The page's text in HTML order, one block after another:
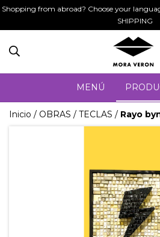
Shopping from abroad? Choose your
SHIPPING
MENÚ
Inicio / OBRAS / TECLAS / Rayo